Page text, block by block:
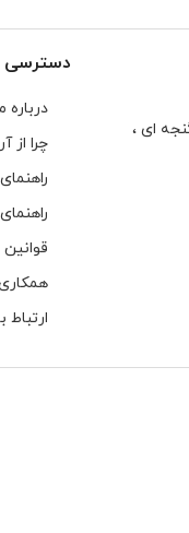
ای ،
دسترسی
درباره
چرا از
ارتباط
هارهای